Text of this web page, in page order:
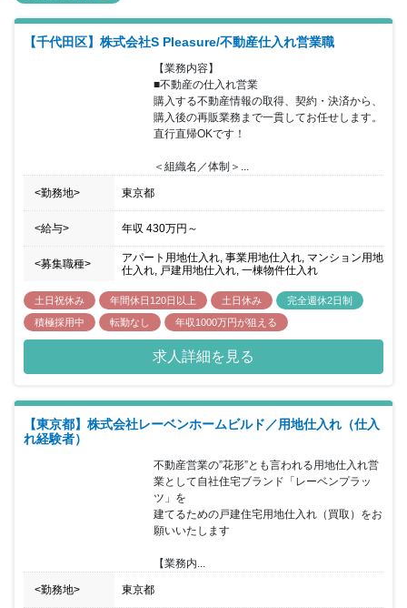
【千代田区】株式会社S Pleasure/不動産仕入れ営業職
【業務内容】
■不動産の仕入れ営業
購入する不動産情報の取得、契約・決済から、
購入後の再販業務まで一貫してお任せします。
直行直帰OKです！
＜組織名／体制＞...
<勤務地> 東京都
<給与> 年収 430万円 ～
<募集職種>
アパート用地仕入れ, 事業用地仕入れ, マンション用地
仕入れ, 戸建用地仕入れ, 一棟物件仕入れ
土日祝休み 年間休日120日以上 土日休み
完全週休2日制
積極採用中
転勤なし 年収1000万円が狙える
求人詳細を見る
【東京都】株式会社レーベンホームビルド／用地仕入れ（仕入
れ経験者）
不動産営業の”花形”とも言われる用地仕入れ営
業として自社住宅ブランド「レーベンプラッ
ツ」を
建てるための戸建住宅用地仕入れ（買取）をお
願いいたします
【業務内...
<勤務地> 東京都